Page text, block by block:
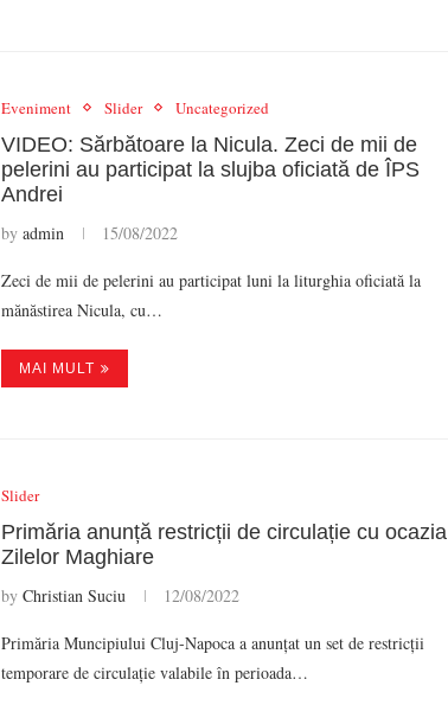
Eveniment Slider Uncategorized
VIDEO: Sărbătoare la Nicula. Zeci de mii de
pelerini au participat la slujba oficiată de ÎPS
Andrei
by admin 15/08/2022
Zeci de mii de pelerini au participat luni la liturghia oficiată la
mănăstirea Nicula, cu…
MAI MULT
Slider
Primăria anunță restricții de circulație cu ocazia
Zilelor Maghiare
by Christian Suciu 12/08/2022
Primăria Muncipiului Cluj-Napoca a anunțat un set de restricții
temporare de circulație valabile în perioada…